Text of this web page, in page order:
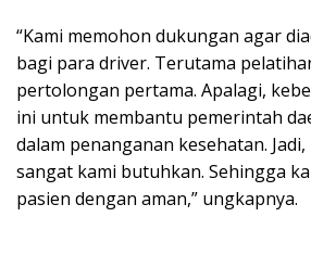
“Kami memohon dukungan agar
bagi para driver. Terutama
pertolongan pertama. Apalagi,
ini untuk membantu pemerintah
dalam penanganan kesehatan.
sangat kami butuhkan. Sehingga
pasien dengan aman,” ungkapnya.